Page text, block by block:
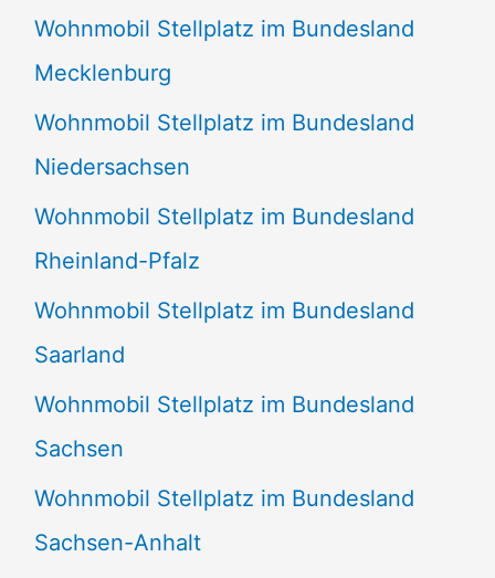
Wohnmobil Stellplatz im Bundesland
Mecklenburg
Wohnmobil Stellplatz im Bundesland
Niedersachsen
Wohnmobil Stellplatz im Bundesland
Rheinland-Pfalz
Wohnmobil Stellplatz im Bundesland
Saarland
Wohnmobil Stellplatz im Bundesland
Sachsen
Wohnmobil Stellplatz im Bundesland
Sachsen-Anhalt